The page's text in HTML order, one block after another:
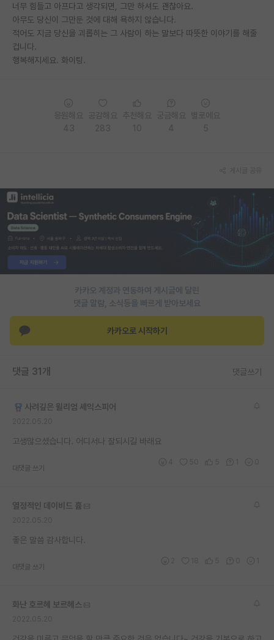
커리어
유학교육
이벤트
너무 힘들고 아프다고 생각되면, 그만 하셔도 괜찮아요.
아무도 당신이 그만둔 것에 대해 욕하지 않습니다.
적어도 지금 당신을 괴롭히는 그 사람이 하는 말보다 따뜻한 이야기를 해줄
겁니다.
행복해지세요. 화이팅.
카카오 계정과 연동하여 게시글에 달린
댓글 알람, 소식등을 빠르게 받아보세요
카카오로 시작하기
댓글 31개 댓글쓰기
사려깊은 윌리엄 셰익스피어
고생많으셨습니다. 어디서나 잘되시길 바래요
대댓글 쓰기
열정적인 데이비드 흄
좋은 말씀 감사합니다.
대댓글 쓰기
화난 호르헤 보르헤스